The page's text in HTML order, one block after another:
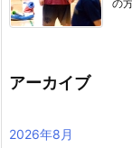
の
アーカイブ
2026年8月